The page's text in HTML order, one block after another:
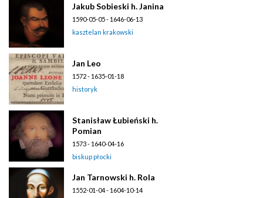
Jakub Sobieski h. Janina
1590-05-05 - 1646-06-13
kasztelan krakowski
Jan Leo
1572 - 1635-01-18
historyk
Stanisław Łubieński h.
Pomian
1573 - 1640-04-16
biskup płocki
Jan Tarnowski h. Rola
1552-01-04 - 1604-10-14